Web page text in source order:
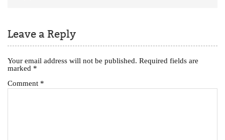
Leave a Reply
Your email address will not be published. Required fields are
marked *
Comment *